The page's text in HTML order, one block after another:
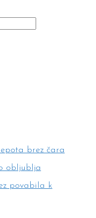
brez čara
obljublja
povabila k